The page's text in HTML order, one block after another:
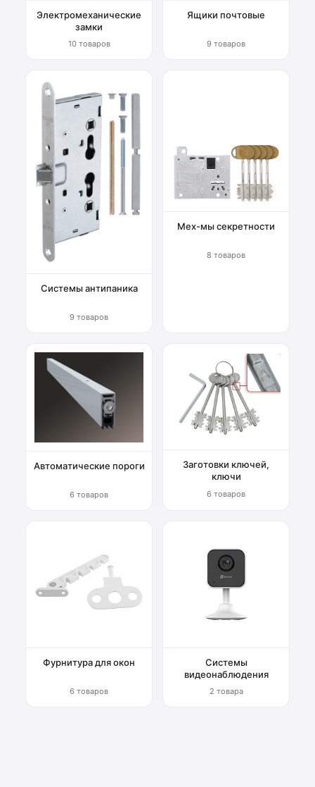
Электромеханические
замки
10 товаров
Ящики почтовые
9 товаров
Системы антипаника
9 товаров
Мех-мы секретности
8 товаров
Автоматические пороги
6 товаров
Заготовки ключей,
ключи
6 товаров
Фурнитура для окон
6 товаров
Системы
видеонаблюдения
2 товара